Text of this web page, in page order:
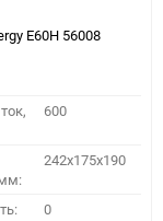
E60H 56008
600
242x175x190
0